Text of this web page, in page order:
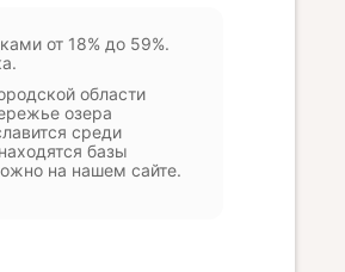
от 18% до 59%.
области
озера
среди
базы
на нашем сайте.